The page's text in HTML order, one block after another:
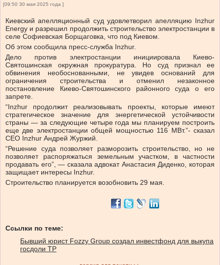
[09:50 30 мая 2025 года ]
Киевский апелляционный суд удовлетворил апелляцию Inzhur
Energy и разрешил продолжить строительство электростанции в
селе Софиевская Борщаговка, что под Киевом.
Об этом сообщила пресс-служба Inzhur.
Дело против электростанции инициировала Киево-
Святошинская окружная прокуратура. Но суд признал ее
обвинения необоснованными, не увидев оснований для
ограничения строительства и отменил незаконное
постановление Киево-Святошинского районного суда о его
запрете.
“Inzhur продолжит реализовывать проекты, которые имеют
стратегическое значение для энергетической устойчивости
страны — за следующие четыре года мы планируем построить
еще две электростанции общей мощностью 116 МВт.”- сказал
СЕО Inzhur Андрей Журжий.
“Решение суда позволяет разморозить строительство, но не
позволяет распоряжаться земельным участком, в частности
продавать его”, — сказала адвокат Анастасия Диденко, которая
защищает интересы Inzhur.
Строительство планируется возобновить 29 мая.
Ссылки по теме:
Бывший юрист Fozzy Group создал инвестфонд для выкупа
госдоли ТР